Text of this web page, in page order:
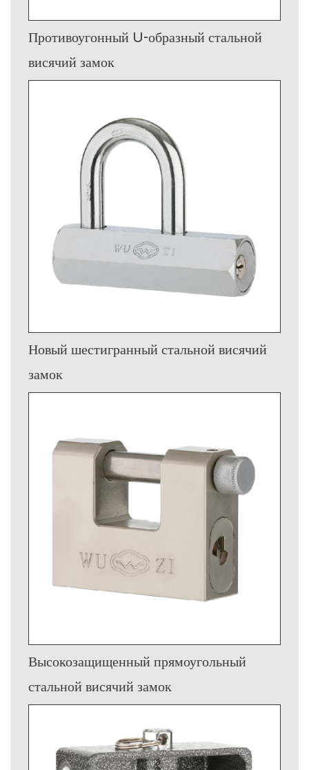
Противоугонный U-образный стальной
висячий замок
Новый шестигранный стальной висячий
замок
Высокозащищенный прямоугольный
стальной висячий замок